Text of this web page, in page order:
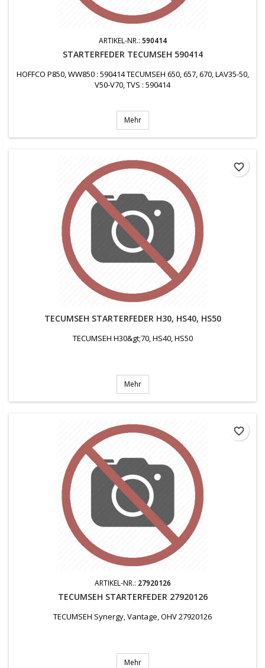
ARTIKEL-NR.: 590414
STARTERFEDER TECUMSEH 590414
HOFFCO P850, WW850 : 590414 TECUMSEH 650, 657, 670, LAV35-50,
V50-V70, TVS : 590414
Mehr
TECUMSEH STARTERFEDER H30, HS40, HS50
TECUMSEH H30&gt;70, HS40, HS50
Mehr
favorite_border
ARTIKEL-NR.: 27920126
TECUMSEH STARTERFEDER 27920126
TECUMSEH Synergy, Vantage, OHV 27920126
Mehr
favorite_border